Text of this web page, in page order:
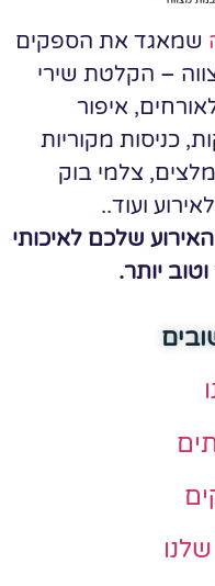
שמאגד את הספקים
– הקלטת שירי
איפור
כניסות מקוריות
צלמי בוק
ועוד..
שלכם לאיכותי
יותר.